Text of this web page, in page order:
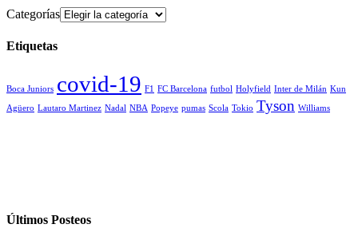
Categorías
Etiquetas
Boca Juniors covid-19 F1 FC Barcelona futbol Holyfield Inter de Milán Kun
Agüero Lautaro Martinez Nadal NBA Popeye pumas Scola Tokio Tyson Williams
Últimos Posteos